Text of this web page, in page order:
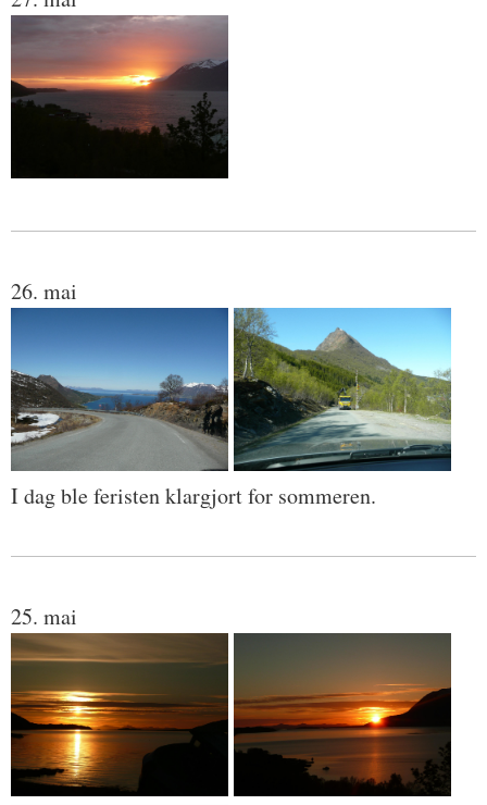
26. mai
I dag ble feristen klargjort for sommeren.
25. mai